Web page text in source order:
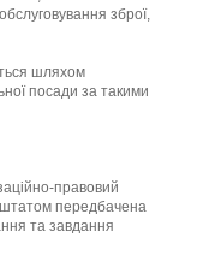
зброї,
шляхом
посади за такими
правовий
штатом передбачена
та завдання